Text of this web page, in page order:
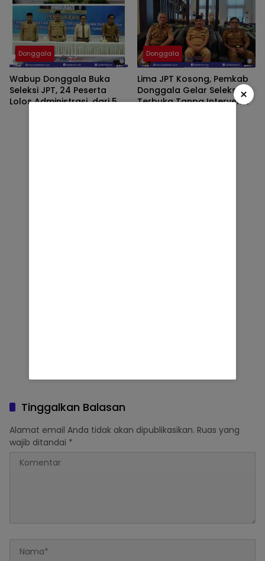
Donggala
Wabup Donggala Buka
Seleksi JPT, 24 Peserta
Lolos Administrasi dari 5
Donggala
Lima JPT Kosong, Pemkab
Donggala Gelar Seleksi
Terbuka Tanpa Intervensi
Tinggalkan Balasan
Alamat email Anda tidak akan dipublikasikan. Ruas yang
wajib ditandai *
×